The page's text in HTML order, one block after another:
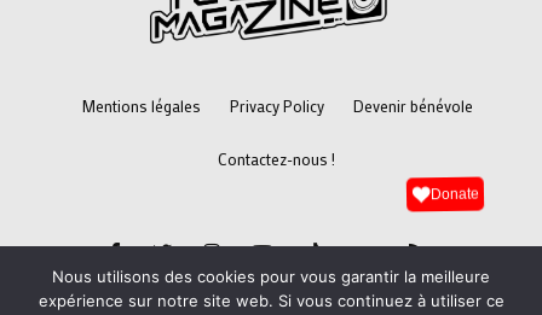
Mentions légales Privacy Policy Devenir bénévole
Contactez-nous !
Nous utilisons des cookies pour vous garantir la meilleure
expérience sur notre site web. Si vous continuez à utiliser ce
Donate